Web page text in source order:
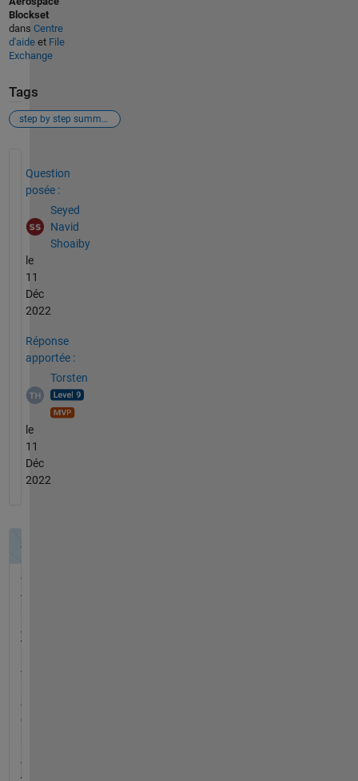
Blockset
dans Centre
d'aideet File
Exchange
Tags
step by step summation
Question
posée :
Seyed
Navid
Shoaiby
le
11
Déc
2022
Réponse
apportée :
Torsten
le
11
Déc
2022